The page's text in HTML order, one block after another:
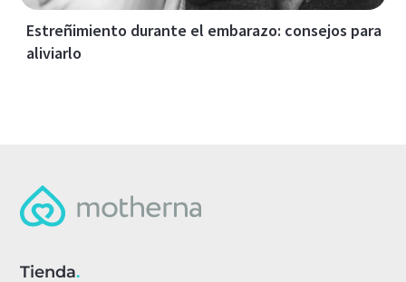
Estreñimiento durante el embarazo: consejos para
aliviarlo
Tienda.